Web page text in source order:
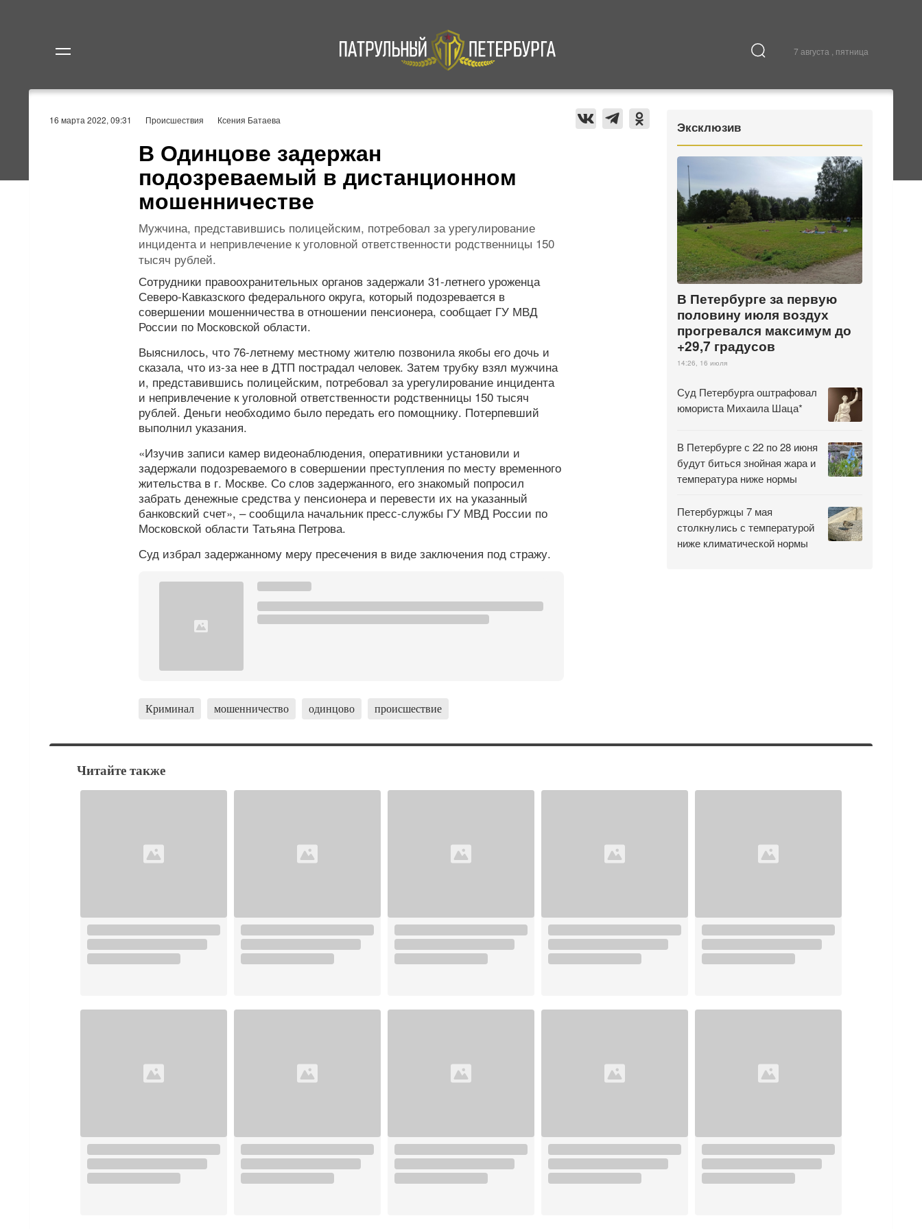
7 августа , пятница
Происшествия Культура
16 марта 2022, 09:31 Происшествия Ксения Батаева
В Одинцове задержан
подозреваемый в дистанционном
мошенничестве
Мужчина, представившись полицейским, потребовал за урегулирование
инцидента и непривлечение к уголовной ответственности родственницы 150
тысяч рублей.
Сотрудники правоохранительных органов задержали 31-летнего уроженца
Северо-Кавказского федерального округа, который подозревается в
совершении мошенничества в отношении пенсионера, сообщает ГУ МВД
России по Московской области.
Выяснилось, что 76-летнему местному жителю позвонила якобы его дочь и
сказала, что из-за нее в ДТП пострадал человек. Затем трубку взял мужчина
и, представившись полицейским, потребовал за урегулирование инцидента
и непривлечение к уголовной ответственности родственницы 150 тысяч
рублей. Деньги необходимо было передать его помощнику. Потерпевший
выполнил указания.
«Изучив записи камер видеонаблюдения, оперативники установили и
задержали подозреваемого в совершении преступления по месту временного
жительства в г. Москве. Со слов задержанного, его знакомый попросил
забрать денежные средства у пенсионера и перевести их на указанный
банковский счет», – сообщила начальник пресс-службы ГУ МВД России по
Московской области Татьяна Петрова.
Суд избрал задержанному меру пресечения в виде заключения под стражу.
Криминал мошенничество одинцово происшествие
Эксклюзив
В Петербурге за первую
половину июля воздух
прогревался максимум до
+29,7 градусов
14:26, 16 июля
Суд Петербурга оштрафовал
юмориста Михаила Шаца*
В Петербурге с 22 по 28 июня
будут биться знойная жара и
температура ниже нормы
Петербуржцы 7 мая
столкнулись с температурой
ниже климатической нормы
Читайте также